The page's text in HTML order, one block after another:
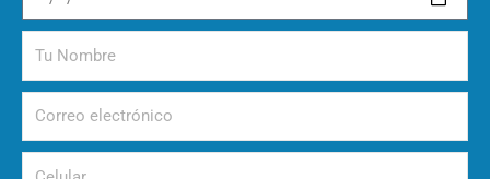
nacimiento
Nombre
electrónico